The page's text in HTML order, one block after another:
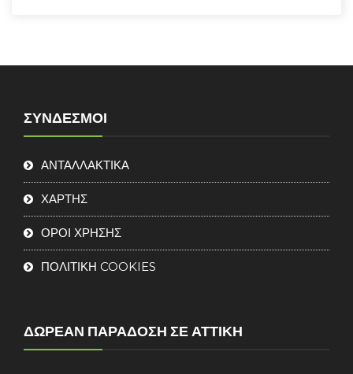
ΣΎΝΔΕΣΜΟΙ
ΑΝΤΑΛΛΑΚΤΙΚΑ
ΧΑΡΤΗΣ
ΟΡΟΙ ΧΡΗΣΗΣ
ΠΟΛΙΤΙΚΗ COOKIES
ΔΩΡΕΆΝ ΠΑΡΆΔΟΣΗ ΣΕ ΑΤΤΙΚΉ